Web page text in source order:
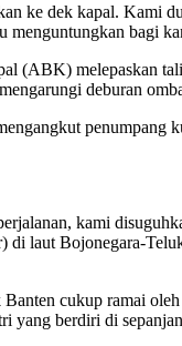
ke dek kapal. Kami
menguntungkan bagi
(ABK) melepaskan
deburan
penumpang
kami
laut Bojonegara-
Banten cukup ramai
yang berdiri di